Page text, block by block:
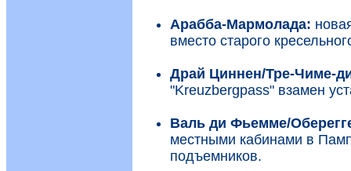
Арабба-Мармолада:
вместо старого
Драй Циннен/Тре-Чиме-
"Kreuzbergpass" взамен
Валь ди Фьемме/
местными кабинами в
подъемников.